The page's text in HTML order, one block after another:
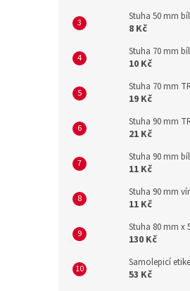
Stuha 50 mm
8 Kč
Stuha 70 mm
10 Kč
Stuha 70 mm
19 Kč
Stuha 90 mm
21 Kč
Stuha 90 mm
11 Kč
Stuha 90 mm
11 Kč
Stuha 80 mm x
130 Kč
Samolepicí
53 Kč